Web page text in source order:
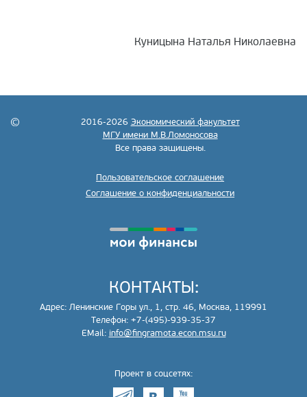
Куницына Наталья Николаевна
2016-2026 Экономический факультет
МГУ имени М.В.Ломоносова
Все права защищены.
Пользовательское соглашение
Соглашение о конфиденциальности
КОНТАКТЫ:
Адрес: Ленинские Горы ул., 1, стр. 46, Москва, 119991
Телефон: +7-(495)-939-35-37
EMail: info@fingramota.econ.msu.ru
Проект в соцсетях: